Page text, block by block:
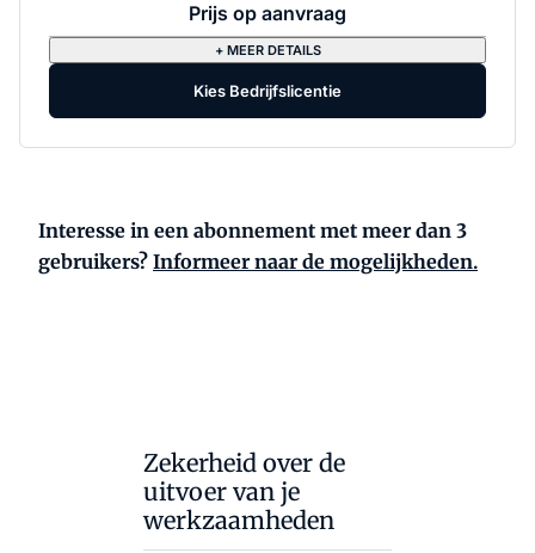
Prijs op aanvraag
+ MEER DETAILS
Kies Bedrijfslicentie
Interesse in een abonnement met meer dan 3
gebruikers? Informeer naar de mogelijkheden.
Zekerheid over de
uitvoer van je
werkzaamheden